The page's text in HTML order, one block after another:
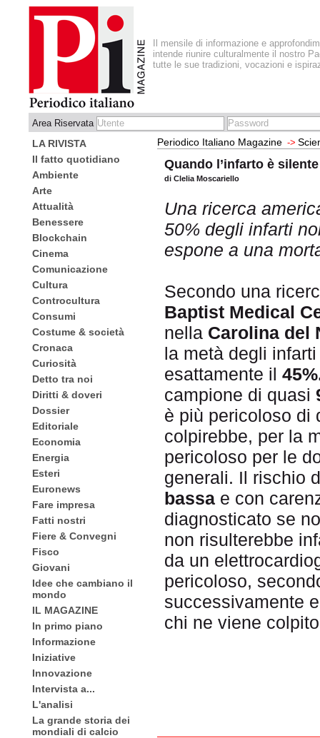
Il mensile di informazione e
intende riunire culturalmente il nostro
tutte le sue tradizioni, vocazioni e
Area Riservata
LA RIVISTA
Il fatto quotidiano
Ambiente
Arte
Attualità
Benessere
Blockchain
Cinema
Comunicazione
Cultura
Controcultura
Consumi
Costume & società
Cronaca
Curiosità
Detto tra noi
Diritti & doveri
Dossier
Editoriale
Economia
Energia
Esteri
Euronews
Fare impresa
Fatti nostri
Fiere & Convegni
Fisco
Giovani
Idee che cambiano il
mondo
IL MAGAZINE
In primo piano
Informazione
Iniziative
Innovazione
Intervista a...
L'analisi
La grande storia dei
mondiali di calcio
Periodico Italiano Magazine ->
Quando l’infarto è silente
di Clelia Moscariello
Una ricerca
50% degli infarti
espone a una
Secondo una
Baptist Medical
nella Carolina del
la metà degli
esattamente il
campione di quasi
è più pericoloso di
colpirebbe, per la
pericoloso per le
generali. Il rischio
bassa e con
diagnosticato se
non risulterebbe
da un
pericoloso,
successivamente
chi ne viene